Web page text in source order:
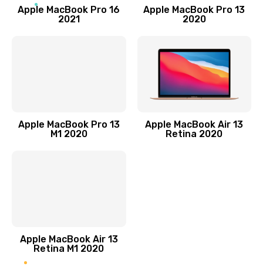
Замена лампы подсветки
Прошивка блока управления
Apple MacBook Pro 16
2021
Apple MacBook Pro 13
2020
Apple MacBook Pro 13
M1 2020
Apple MacBook Air 13
Retina 2020
Apple MacBook Air 13
Retina M1 2020